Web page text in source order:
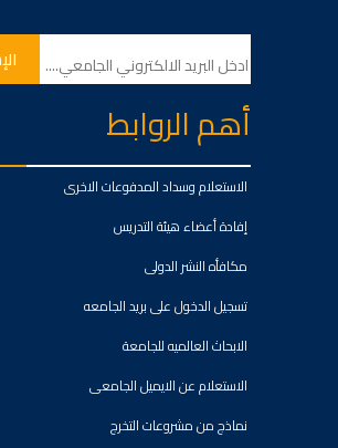
أهم الروابط
الاستعلام وسداد المدفوعات الاخرى
إفادة أعضاء هيئة التدريس
مكافأه النشر الدولى
تسجيل الدخول على بريد الجامعه
الابحاث العالميه للجامعة
الاستعلام عن الايميل الجامعى
نماذج من مشروعات التخرج